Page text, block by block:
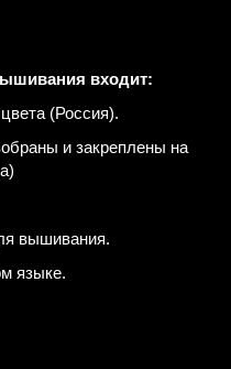
входит:
(Россия).
и закреплены на
вышивания.
языке.